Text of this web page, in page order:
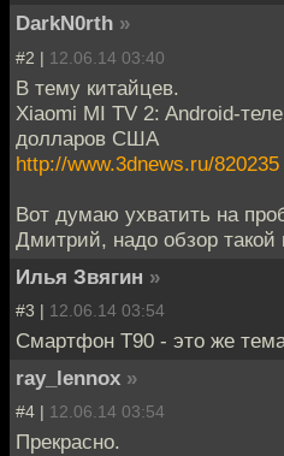
DarkN0rth »
#2 | 12.06.14 03:40
В тему китайцев.
Xiaomi MI TV 2: Android-
долларов США
http://www.3dnews.ru/820235
Вот думаю ухватить на
Дмитрий, надо обзор такой
Илья Звягин »
#3 | 12.06.14 03:54
Смартфон Т90 - это же
ray_lennox »
#4 | 12.06.14 03:54
Прекрасно.